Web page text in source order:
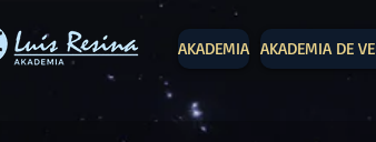
AKADEMIA AKADEMIA DE